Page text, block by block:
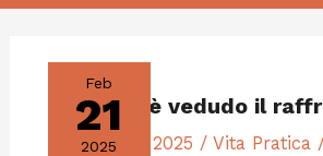
Feb
21
2025
Aiudo! Bi è vedudo il
21 Febbraio 2025 / Vita Pratica
BI
VEDUDO
IL
RAFFREDDORE